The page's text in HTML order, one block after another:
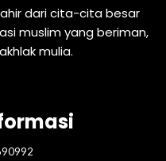
lahir dari cita-cita besar
muslim yang beriman,
mulia.